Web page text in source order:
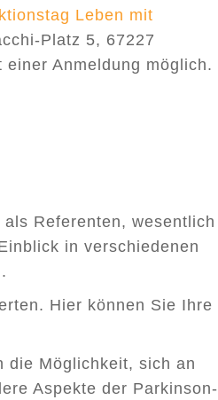
Leben mit
Platz 5, 67227
Anmeldung möglich.
Referenten, wesentlich
in verschiedenen
Hier können Sie Ihre
die Möglichkeit, sich an
Aspekte der Parkinson-